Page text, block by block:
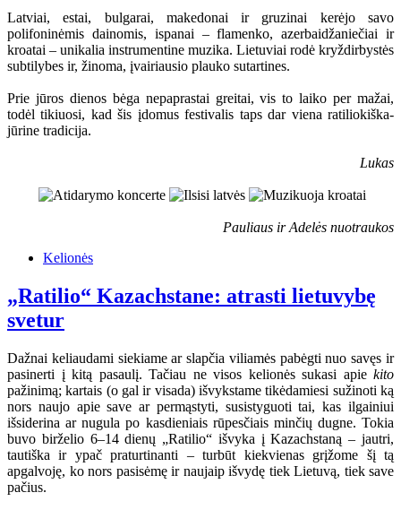
Latviai, estai, bulgarai, makedonai ir gruzinai kerėjo savo
polifoninėmis dainomis, ispanai – flamenko, azerbaidžaniečiai ir
kroatai – unikalia instrumentine muzika. Lietuviai rodė kryždirbystės
subtilybes ir, žinoma, įvairiausio plauko sutartines.
Prie jūros dienos bėga nepaprastai greitai, vis to laiko per mažai,
todėl tikiuosi, kad šis įdomus festivalis taps dar viena ratiliokiška-
jūrine tradicija.
Lukas
Pauliaus ir Adelės nuotraukos
Kelionės
„Ratilio“ Kazachstane: atrasti lietuvybę
svetur
Dažnai keliaudami siekiame ar slapčia viliamės pabėgti nuo savęs ir
pasinerti į kitą pasaulį. Tačiau ne visos kelionės sukasi apie kito
pažinimą; kartais (o gal ir visada) išvykstame tikėdamiesi sužinoti ką
nors naujo apie save ar permąstyti, susistyguoti tai, kas ilgainiui
išsiderina ar nugula po kasdieniais rūpesčiais minčių dugne. Tokia
buvo birželio 6–14 dienų „Ratilio“ išvyka į Kazachstaną – jautri,
tautiška ir ypač praturtinanti – turbūt kiekvienas grįžome šį tą
apgalvoję, ko nors pasisėmę ir naujaip išvydę tiek Lietuvą, tiek save
pačius.